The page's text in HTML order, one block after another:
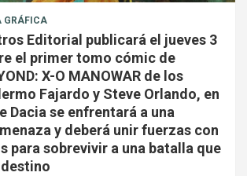
GRÁFICA
Editorial publicará el jueves 3
el primer tomo cómic de
X-O MANOWAR de los
Fajardo y Steve Orlando, en
Dacia se enfrentará a una
y deberá unir fuerzas con
para sobrevivir a una batalla que